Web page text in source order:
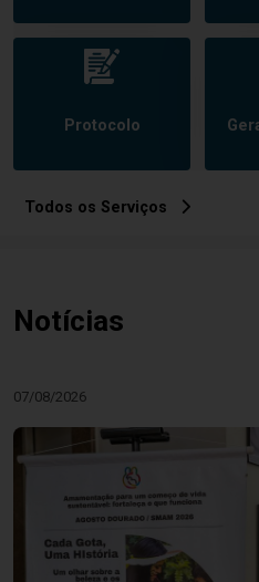
Protocolo
Todos os Serviços
Notícias
07/08/2026